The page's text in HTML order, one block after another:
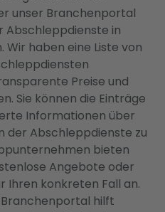
unser Branchenportal
Abschleppdienste in
haben eine Liste von
Preise und
Sie können die Einträge
Informationen über
der Abschleppdienste zu
bieten
Angebote oder
Ihren konkreten Fall an.
hilft